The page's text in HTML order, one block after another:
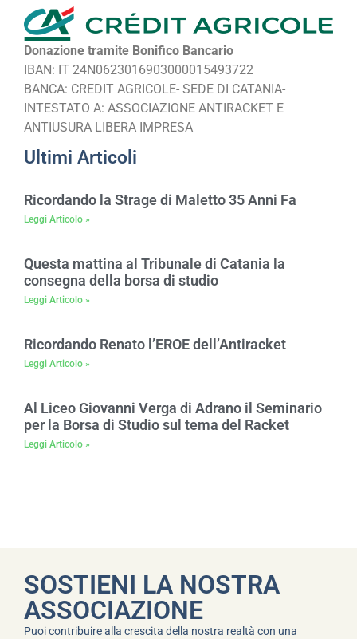
Donazione tramite Bonifico Bancario
IBAN: IT 24N0623016903000015493722
BANCA: CREDIT AGRICOLE- SEDE DI CATANIA-
INTESTATO A: ASSOCIAZIONE ANTIRACKET E
ANTIUSURA LIBERA IMPRESA
Ultimi Articoli
Ricordando la Strage di Maletto 35 Anni Fa
Leggi Articolo »
Questa mattina al Tribunale di Catania la
consegna della borsa di studio
Leggi Articolo »
Ricordando Renato l’EROE dell’Antiracket
Leggi Articolo »
Al Liceo Giovanni Verga di Adrano il Seminario
per la Borsa di Studio sul tema del Racket
Leggi Articolo »
SOSTIENI LA NOSTRA
ASSOCIAZIONE
Puoi contribuire alla crescita della nostra realtà con una